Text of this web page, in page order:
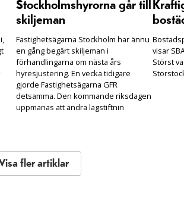
Stockholmshyrorna går till
skiljeman
Fastighetsägarna Stockholm har ännu
en gång begärt skiljeman i
förhandlingarna om nästa års
hyresjustering. En vecka tidigare
gjorde Fastighetsägarna GFR
detsamma. Den kommande riksdagen
uppmanas att ändra lagstiftnin
visar
Störst
fler artiklar